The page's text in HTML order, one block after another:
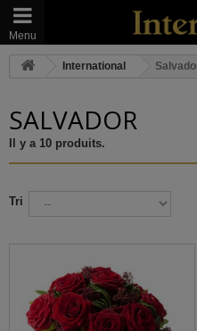
Menu
International
SALVADOR
Il y a 10 produits.
Tri